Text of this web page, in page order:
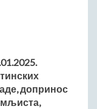
допринос